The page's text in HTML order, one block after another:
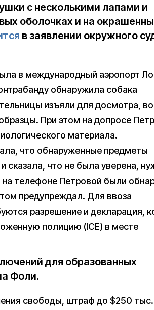
с несколькими лапами и
оболочках и на
в заявлении окружного
в международный аэропорт
обнаружила собака
изъяли для досмотра,
При этом на допросе
материала.
что обнаруженные предметы
что не была уверена,
телефоне Петровой были
предупреждал. Для ввоза
разрешение и декларация,
полицию (ICE) в месте
для образованных
Фоли.
свободы, штраф до $250 тыс.